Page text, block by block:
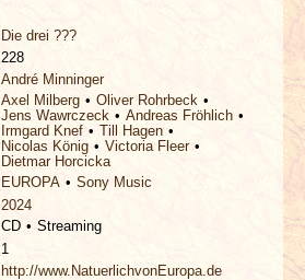
Die drei ???
228
André Minninger
Axel Milberg
Oliver Rohrbeck
Jens Wawrczeck
Andreas Fröhlich
Irmgard Knef
Till Hagen
Nicolas König
Victoria Fleer
Dietmar Horcicka
EUROPA
Sony Music
2024
CD
Streaming
1
http://www.NatuerlichvonEuropa.de